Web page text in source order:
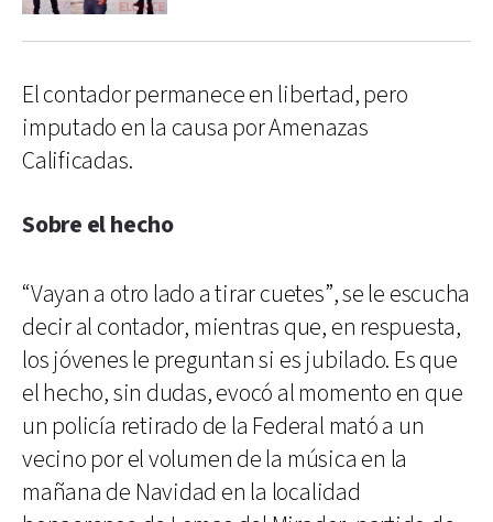
El contador permanece en libertad, pero
imputado en la causa por Amenazas
Calificadas.
Sobre el hecho
“Vayan a otro lado a tirar cuetes”, se le escucha
decir al contador, mientras que, en respuesta,
los jóvenes le preguntan si es jubilado. Es que
el hecho, sin dudas, evocó al momento en que
un policía retirado de la Federal mató a un
vecino por el volumen de la música en la
mañana de Navidad en la localidad